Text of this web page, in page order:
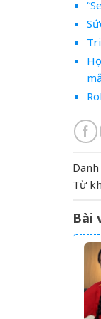
Danh
Từ
Bài